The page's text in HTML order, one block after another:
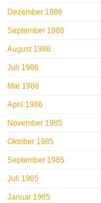
Dezember 1986
September 1986
August 1986
Juli 1986
Mai 1986
April 1986
November 1985
Oktober 1985
September 1985
Juli 1985
Januar 1985